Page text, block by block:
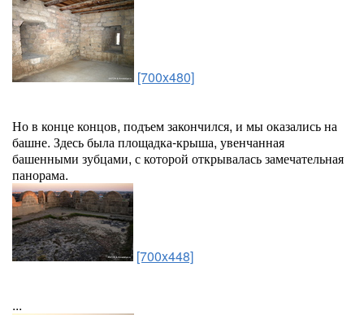
[700x480]
Но в конце концов, подъем закончился, и мы оказались на
башне. Здесь была площадка-крыша, увенчанная
башенными зубцами, с которой открывалась замечательная
панорама.
[700x448]
...